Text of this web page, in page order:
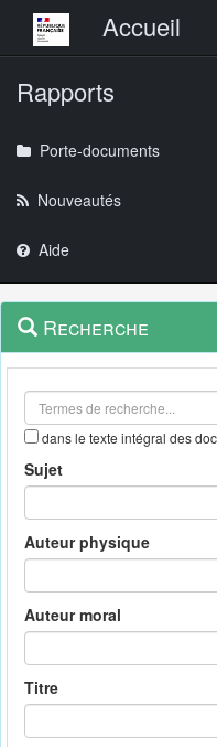
Menu principalAccueil
Rapports
Porte-documents
Nouveautés
Aide
Navigation
outils
Menu
contextuel
Recherche
dans le texte intégral des
Sujet
Auteur physique
Auteur moral
Titre